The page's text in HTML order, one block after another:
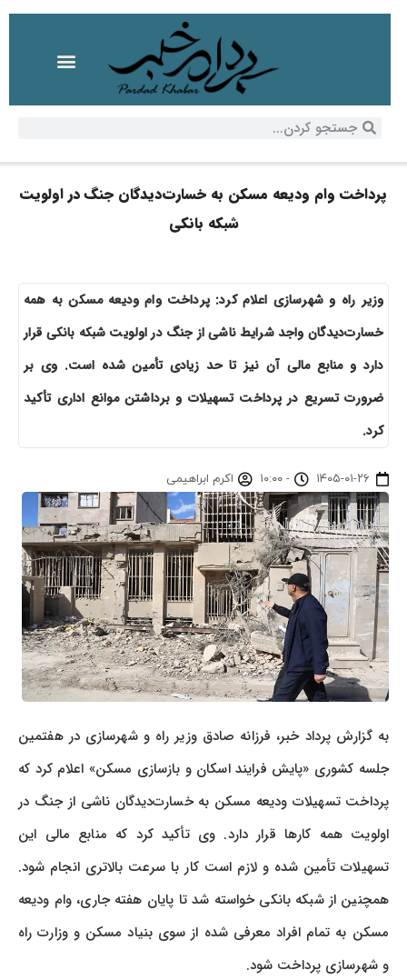
پرداخت وام ودیعه مسکن به خسارت‌دیدگان جنگ در اولویت
شبکه بانکی
وزیر راه و شهرسازی اعلام کرد: پرداخت وام ودیعه مسکن به همه
خسارت‌دیدگان واجد شرایط ناشی از جنگ در اولویت شبکه بانکی قرار
دارد و منابع مالی آن نیز تا حد زیادی تأمین شده است. وی بر
ضرورت تسریع در پرداخت تسهیلات و برداشتن موانع اداری تأکید
کرد.
۱۴۰۵-۰۱-۲۶ - ۱۰:۰۰ اکرم ابراهیمی
به گزارش پرداد خبر، فرزانه صادق وزیر راه و شهرسازی در هفتمین
جلسه کشوری «پایش فرایند اسکان و بازسازی مسکن» اعلام کرد که
پرداخت تسهیلات ودیعه مسکن به خسارت‌دیدگان ناشی از جنگ در
اولویت همه کارها قرار دارد. وی تأکید کرد که منابع مالی این
تسهیلات تأمین شده و لازم است کار با سرعت بالاتری انجام شود.
همچنین از شبکه بانکی خواسته شد تا پایان هفته جاری، وام ودیعه
مسکن به تمام افراد معرفی شده از سوی بنیاد مسکن و وزارت راه
و شهرسازی پرداخت شود.